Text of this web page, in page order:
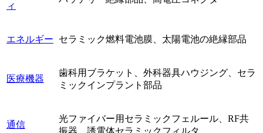
ィ
エネルギー セラミック燃料電池膜、太陽電池の絶縁部品
医療機器
歯科用ブラケット、外科器具ハウジング、セラ
ミックインプラント部品
通信
光ファイバー用セラミックフェルール、RF共